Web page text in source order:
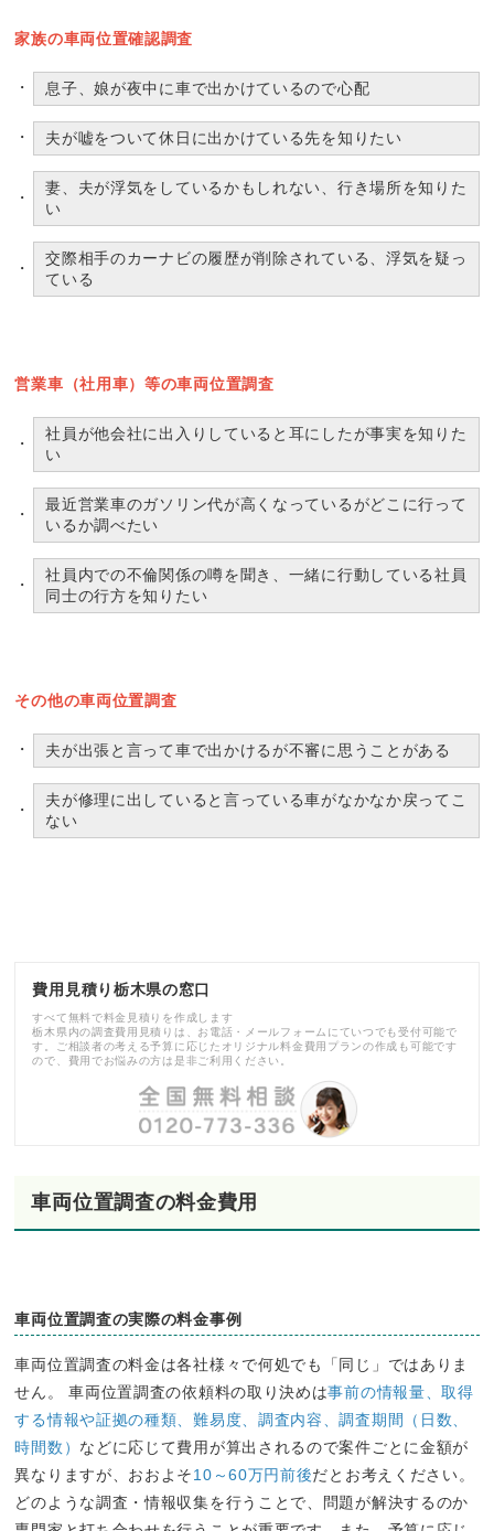
家族の車両位置確認調査
息子、娘が夜中に車で出かけているので心配
夫が嘘をついて休日に出かけている先を知りたい
妻、夫が浮気をしているかもしれない、行き場所を知りた
い
交際相手のカーナビの履歴が削除されている、浮気を疑っ
ている
営業車（社用車）等の車両位置調査
社員が他会社に出入りしていると耳にしたが事実を知りた
い
最近営業車のガソリン代が高くなっているがどこに行って
いるか調べたい
社員内での不倫関係の噂を聞き、一緒に行動している社員
同士の行方を知りたい
その他の車両位置調査
夫が出張と言って車で出かけるが不審に思うことがある
夫が修理に出していると言っている車がなかなか戻ってこ
ない
費用見積り栃木県の窓口
すべて無料で料金見積りを作成します
栃木県内の調査費用見積りは、お電話・メールフォームにていつでも受付可能で
す。ご相談者の考える予算に応じたオリジナル料金費用プランの作成も可能です
ので、費用でお悩みの方は是非ご利用ください。
車両位置調査の料金費用
車両位置調査の実際の料金事例
車両位置調査の料金は各社様々で何処でも「同じ」ではありま
せん。 車両位置調査の依頼料の取り決めは事前の情報量、取得
する情報や証拠の種類、難易度、調査内容、調査期間（日数、
時間数） などに応じて費用が算出されるので案件ごとに金額が
異なりますが、おおよそ10～60万円前後だとお考えください。
どのような調査・情報収集を行うことで、問題が解決するのか